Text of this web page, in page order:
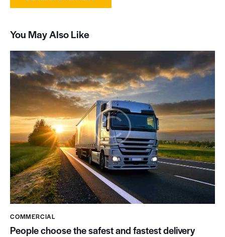
You May Also Like
COMMERCIAL
People choose the safest and fastest delivery